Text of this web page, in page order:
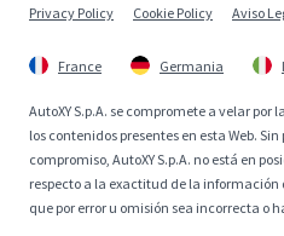
Privacy Policy Cookie Policy Aviso
France Germania
AutoXY S.p.A. se compromete a velar
los contenidos presentes en esta Web.
compromiso, AutoXY S.p.A. no está en
respecto a la exactitud de la información
que por error u omisión sea incorrecta o